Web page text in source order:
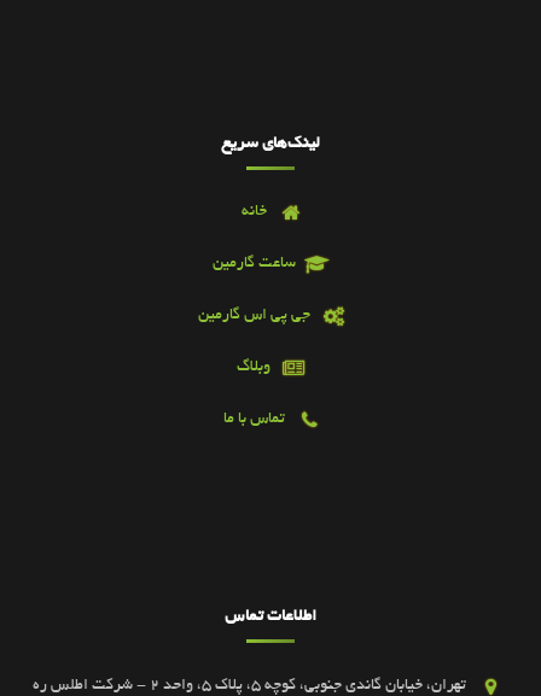
لینک‌های سریع
خانه
ساعت گارمین
جی پی اس گارمین
وبلاگ
تماس با ما
اطلاعات تماس
تهران، خیابان گاندی جنوبی، کوچه 5، پلاک 5، واحد 2 - شرکت اطلس ره